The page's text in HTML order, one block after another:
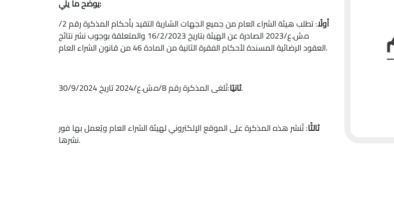
يوضح ما يلي:
أولًا
: تطلب هيئة الشراء العام من جميع الجهات الشارية التقيد بأحكام المذكرة رقم 2/
ه.ش.ع/2023 الصادرة عن الهيئة بتاريخ 16/2/2023 والمتعلقة بوجوب نشر نتائج
العقود الرضائية المسندة لأحكام الفقرة الثانية من المادة 46 من قانون الشراء العام.
ثانيًا:تُلغى المذكرة رقم 8/ه.ش.ع/2024 تاريخ 30/9/2024.
ثالثًا: تُنشر هذه المذكرة على الموقع الإلكتروني لهيئة الشراء العام ويُعمل بها فور
نشرها.